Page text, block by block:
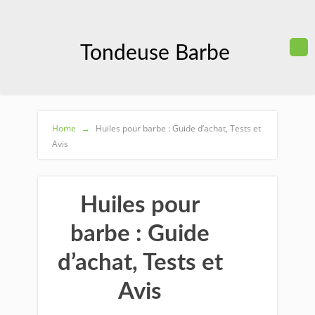
Tondeuse Barbe
Home →
Huiles pour barbe : Guide d’achat, Tests et
Avis
Huiles pour
barbe : Guide
d’achat, Tests et
Avis